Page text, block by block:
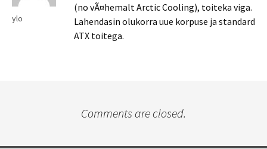
ylo
(no vÃ¤hemalt Arctic Cooling), toiteka viga.
Lahendasin olukorra uue korpuse ja standard
ATX toitega.
Comments are closed.